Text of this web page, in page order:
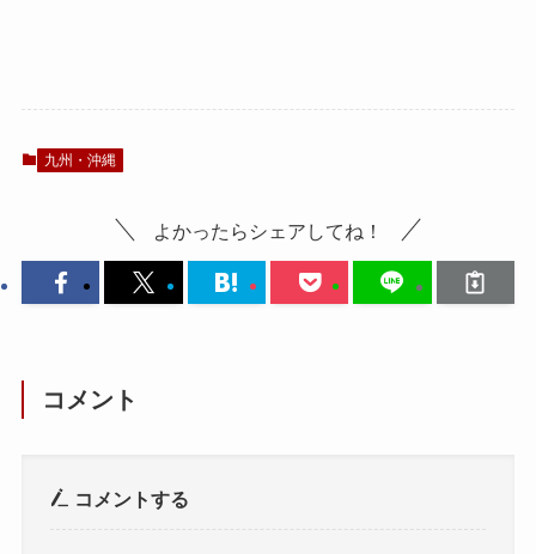
九州・沖縄
よかったらシェアしてね！
コメント
コメントする